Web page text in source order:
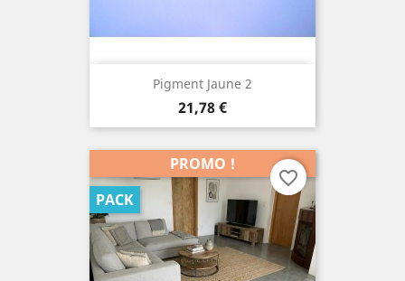
Pigment Jaune 2
Prix
21,78 €
PROMO !
PACK
favorite_border